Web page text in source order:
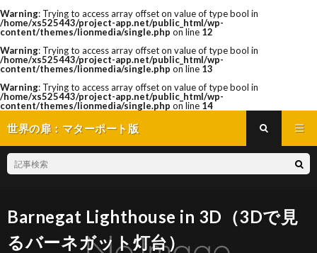
Warning: Trying to access array offset on value of type bool in
/home/xs525443/project-app.net/public_html/wp-
content/themes/lionmedia/single.php on line 12
Warning: Trying to access array offset on value of type bool in
/home/xs525443/project-app.net/public_html/wp-
content/themes/lionmedia/single.php on line 13
Warning: Trying to access array offset on value of type bool in
/home/xs525443/project-app.net/public_html/wp-
content/themes/lionmedia/single.php on line 14
世界の扉：マターポート版
Barnegat Lighthouse in 3D（3Dで見
るバーネガット灯台）